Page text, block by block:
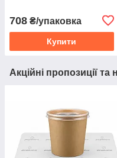
708 ₴/упаковка
Купити
Акційні пропозиції та